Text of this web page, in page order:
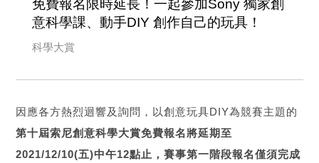
免費報名限時延長！一起參加Sony 獨家創
意科學課、動手DIY 創作自己的玩具！
科學大賞
因應各方熱烈迴響及詢問，以創意玩具DIY為競賽主題的
第十屆索尼創意科學大賞免費報名將延期至
2021/12/10(五)中午12點止，賽事第一階段報名僅須完成